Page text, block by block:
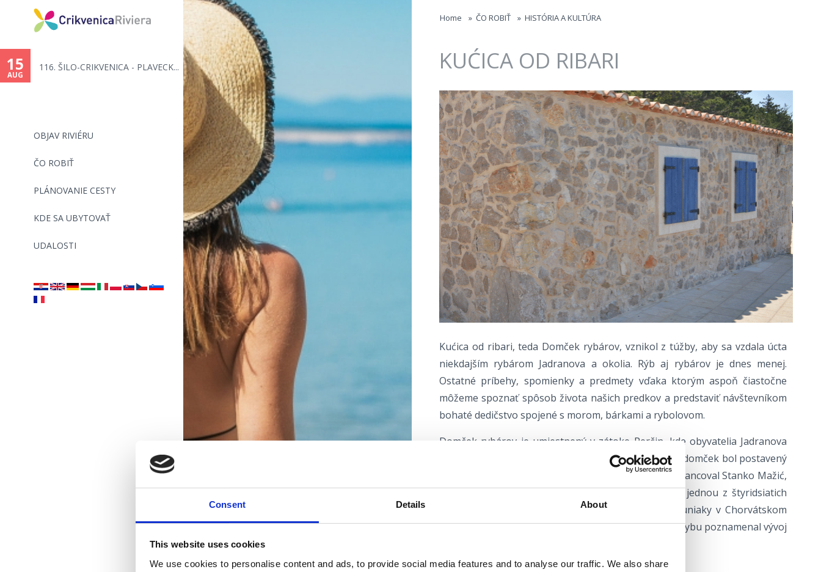
Consent Details About
This website uses cookies
We use cookies to personalise content and ads, to provide social media features and to analyse our traffic. We also share
OBJAV RIVIÉRU
ČO ROBIŤ
PLÁNOVANIE CESTY
KDE SA UBYTOVAŤ
UDALOSTI
15
AUG
116. ŠILO-CRIKVENICA - PLAVECK...
are
here
Home » ČO ROBIŤ » HISTÓRIA A KULTÚRA
KUĆICA OD RIBARI
Kućica od ribari, teda Domček rybárov, vznikol z túžby, aby sa vzdala úcta
niekdajším rybárom Jadranova a okolia. Rýb aj rybárov je dnes menej.
Ostatné príbehy, spomienky a predmety vďaka ktorým aspoň čiastočne
môžeme spoznať spôsob života našich predkov a predstaviť návštevníkom
bohaté dedičstvo spojené s morom, bárkami a rybolovom.
Domček rybárov je umiestnený v zátoke Perčin, kde obyvatelia Jadranova
celé stáročia lovili tuniakov a hádzali siete. Rybársky domček bol postavený
pre potreby lovu na tuniaky v roku 1878 a stavbu financoval Stanko Mažić,
nájomník tunery (pozorovacej veže). Celá zátoka je jednou z štyridsiatich
historických lokalít jedinečného spôsobu lovu na tuniaky v Chorvátskom
prímorí a Kvarnere, ktorý popri rybolove na drobnú rybu poznamenal vývoj